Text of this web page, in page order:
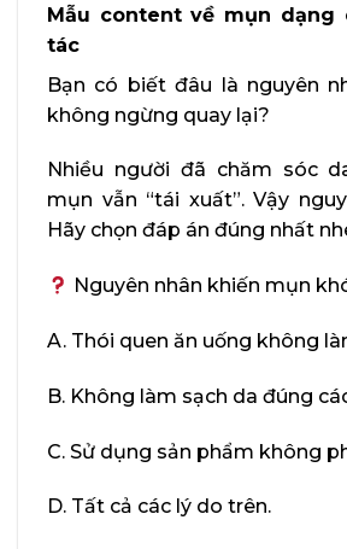
Mẫu content về mụn dạng
tác
Bạn có biết đâu là nguyên
không ngừng quay lại?
Nhiều người đã chăm sóc
mụn vẫn “tái xuất”. Vậy
Hãy chọn đáp án đúng nhất
Nguyên nhân khiến mụn
A. Thói quen ăn uống không
B. Không làm sạch da đúng
C. Sử dụng sản phẩm không
D. Tất cả các lý do trên.